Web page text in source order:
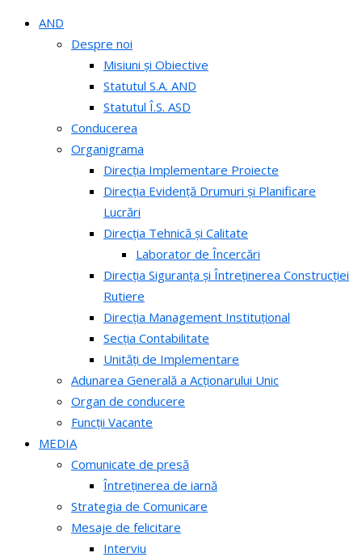
AND
Despre noi
Misiuni și Obiective
Statutul S.A. AND
Statutul Î.S. ASD
Conducerea
Organigrama
Direcția Implementare Proiecte
Direcția Evidență Drumuri și Planificare
Lucrări
Direcția Tehnică și Calitate
Laborator de Încercări
Direcția Siguranța și Întreținerea Construcției
Rutiere
Direcția Management Instituțional
Secția Contabilitate
Unități de Implementare
Adunarea Generală a Acționarului Unic
Organ de conducere
Funcții Vacante
MEDIA
Comunicate de presă
Întreținerea de iarnă
Strategia de Comunicare
Mesaje de felicitare
Interviu